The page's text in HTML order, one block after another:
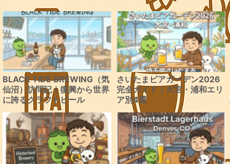
BLACK TIDE BREWING（気
仙沼）訪問記｜復興から世界
に誇るクラフトビール
さいたまビアガーデン2026
完全ガイド｜大宮・浦和エリ
ア別4選